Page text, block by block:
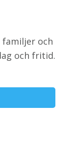
familjer och
och fritid.